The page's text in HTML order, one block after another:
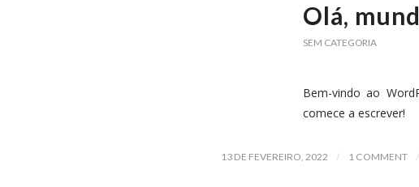
Olá,
SEM CATEGORIA
Bem-vindo ao
comece a escrever!
13 DE FEVEREIRO, 2022 / 1 COMMENT /